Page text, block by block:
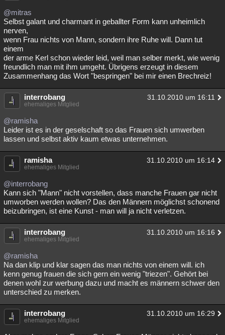
@mitras
Selbst galant und charmant in geballter Form kann unheimlich
nerven,
wenn Frau nichts von Mann, sondern ihre Ruhe will. Dann tut
einem
der arme Kerl schon wieder leid, weil man selber merkt, wie wenig
freundlich man mit ihm umgeht. Übrigens erzeugt in diesem
Zusammenhang das Wort "bespringen" bei mir einen Brechreiz!
interrobang 31.10.2010 um 16:11
ehemaliges Mitglied
@ramisha
Leider ist es in der geselschaft so das Frauen sich umwerben
lassen und selbst aktiv kaum etwas unternehmen.
ramisha 31.10.2010 um 16:14
ehemaliges Mitglied
@interrobang
Kann sich "Mann" nicht vorstellen, dass manche Frauen gar nicht
umworben werden wollen? Das den Männern möglichst schonend
beizubringen, ist eine Kunst - man will ja nicht verletzen.
interrobang 31.10.2010 um 16:16
ehemaliges Mitglied
@ramisha
Na dan klip und klar sagen das man nichts von einem will. ich
kenn genug frauen die sich gern ein wenig "triezen". Gehört bei
denen wohl zur werbung dazu und macht es männern schwer den
unterschied zu merken.
interrobang 31.10.2010 um 16:29
ehemaliges Mitglied